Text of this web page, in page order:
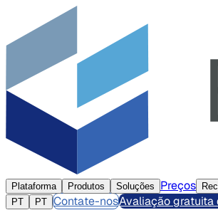
Plataforma Produtos Soluções Preços
PT
PT Contate-nosAvaliação gratuita